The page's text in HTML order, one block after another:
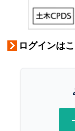
ログインは